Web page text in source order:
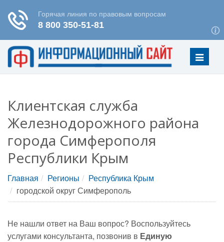
Меню
Клиентская служба
Железнодорожного района
города Симферополя
Республики Крым
Главная Регионы
Республика Крым
городской округ Симферополь
Не нашли ответ на Ваш вопрос? Воспользуйтесь
услугами консультанта, позвонив в Единую